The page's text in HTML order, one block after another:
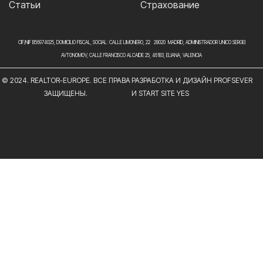
Статьи Страхование
CIF/NIF B56974025, DOMICILIO FISCAL, SOCIAL: CALLE LIMONERO, 22 28020 MADRID, ADMINISTRADOR UNICO SERGEI
AVTONOMOV, CALLE FRANCISCO ALCAIDE 25, 46183, ELIANA, VALENCIA
© 2024. REALTOR-EUROPE. ВСЕ ПРАВА
ЗАЩИЩЕНЫ.
РАЗРАБОТКА И ДИЗАЙН PROFSEVER
И START SITE YES